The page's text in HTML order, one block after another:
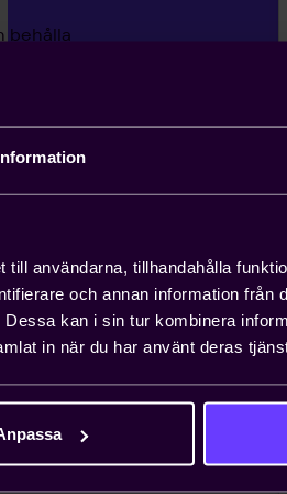
användarna, tillhandahålla
och annan information från
kan i sin tur kombinera
in när du har använt deras
behålla
och
och att
kan
EU för att ta
att
får ta